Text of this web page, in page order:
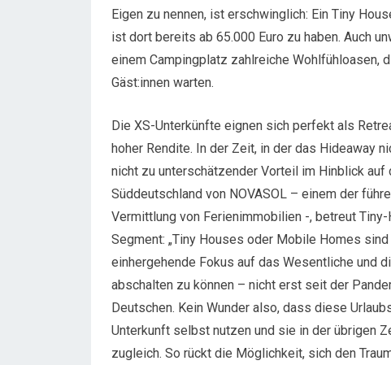
Eigen zu nennen, ist erschwinglich: Ein Tiny
ist dort bereits ab 65.000 Euro zu haben. Auch
einem Campingplatz zahlreiche Wohlfühloasen,
Gäst:innen warten.
Die XS-Unterkünfte eignen sich perfekt als
hoher Rendite. In der Zeit, in der das Hideaway
nicht zu unterschätzender Vorteil im Hinblick auf
Süddeutschland von NOVASOL – einem der
Vermittlung von Ferienimmobilien -, betreut
Segment: „Tiny Houses oder Mobile Homes
einhergehende Fokus auf das Wesentliche und
abschalten zu können – nicht erst seit der
Deutschen. Kein Wunder also, dass diese
Unterkunft selbst nutzen und sie in der übrigen
zugleich. So rückt die Möglichkeit, sich den